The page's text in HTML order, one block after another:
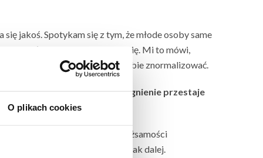
O plikach cookies
jakoś. Spotykam się z tym, że młode osoby same
rówieśników lub masturbują się. Mi to mówi,
jeszcze seksu i potrzebują to sobie znormalizować.
czy miesiącach to pragnienie przestaje
co powie nastolatek?
siebie. Przecież kryzysy tożsamości
subkultury, stylem ubierania i tak dalej.